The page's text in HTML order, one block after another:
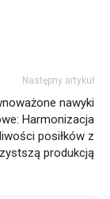
Następny artykuł
nawyki
Harmonizacja
posiłków z
produkcją